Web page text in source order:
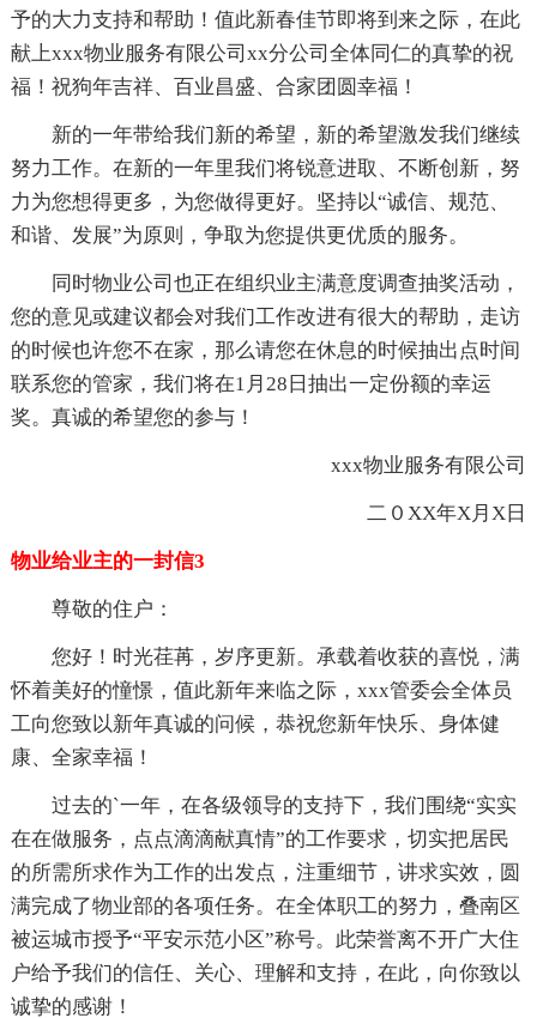
予的大力支持和帮助！值此新春佳节即将到来之际，在此
献上xxx物业服务有限公司xx分公司全体同仁的真挚的祝
福！祝狗年吉祥、百业昌盛、合家团圆幸福！
新的一年带给我们新的希望，新的希望激发我们继续
努力工作。在新的一年里我们将锐意进取、不断创新，努
力为您想得更多，为您做得更好。坚持以“诚信、规范、
和谐、发展”为原则，争取为您提供更优质的服务。
同时物业公司也正在组织业主满意度调查抽奖活动，
您的意见或建议都会对我们工作改进有很大的帮助，走访
的时候也许您不在家，那么请您在休息的时候抽出点时间
联系您的管家，我们将在1月28日抽出一定份额的幸运
奖。真诚的希望您的参与！
xxx物业服务有限公司
二０XX年X月X日
物业给业主的一封信3
尊敬的住户：
您好！时光荏苒，岁序更新。承载着收获的喜悦，满
怀着美好的憧憬，值此新年来临之际，xxx管委会全体员
工向您致以新年真诚的问候，恭祝您新年快乐、身体健
康、全家幸福！
过去的`一年，在各级领导的支持下，我们围绕“实实
在在做服务，点点滴滴献真情”的工作要求，切实把居民
的所需所求作为工作的出发点，注重细节，讲求实效，圆
满完成了物业部的各项任务。在全体职工的努力，叠南区
被运城市授予“平安示范小区”称号。此荣誉离不开广大住
户给予我们的信任、关心、理解和支持，在此，向你致以
诚挚的感谢！